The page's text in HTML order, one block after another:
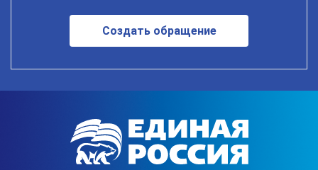
Создать обращение